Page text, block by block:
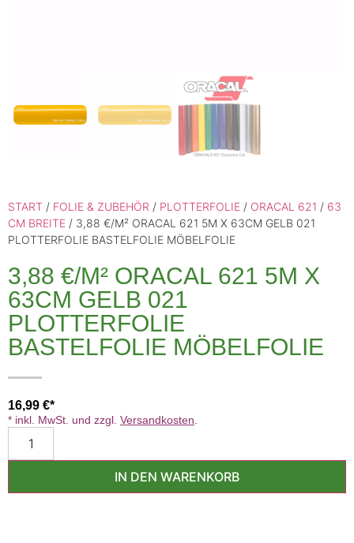
START / FOLIE & ZUBEHÖR / PLOTTERFOLIE / ORACAL 621 / 63
CM BREITE / 3,88 €/M² ORACAL 621 5M X 63CM GELB 021
PLOTTERFOLIE BASTELFOLIE MÖBELFOLIE
3,88 €/M² ORACAL 621 5M X
63CM GELB 021
PLOTTERFOLIE
BASTELFOLIE MÖBELFOLIE
16,99 €
* inkl. MwSt. und zzgl. Versandkosten
IN DEN WARENKORB